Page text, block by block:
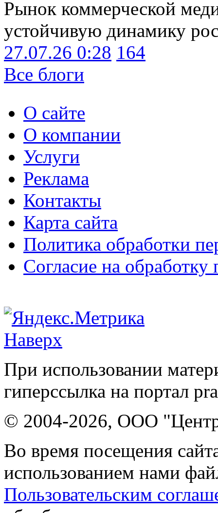
Рынок коммерческой
устойчивую динамику
27.07.26 0:28 164
Все блоги
О сайте
О компании
Услуги
Реклама
Контакты
Карта сайта
Политика обработки
Согласие на
Наверх
При использовании
гиперссылка на портал
© 2004-2026, ООО "Центр
Во время посещения
использованием нами
Пользовательским